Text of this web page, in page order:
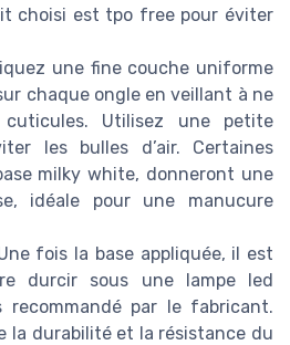
choisi est tpo free pour éviter
une fine couche uniforme
chaque ongle en veillant à ne
Utilisez une petite
les bulles d’air. Certaines
milky white, donneront une
idéale pour une manucure
fois la base appliquée, il est
durcir sous une lampe led
recommandé par le fabricant.
la durabilité et la résistance du